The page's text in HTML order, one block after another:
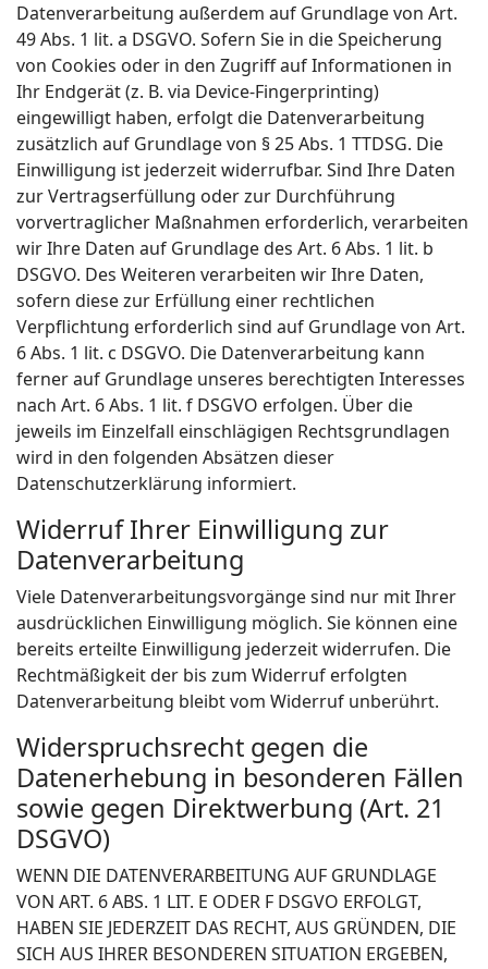
Datenverarbeitung außerdem auf Grundlage von Art.
49 Abs. 1 lit. a DSGVO. Sofern Sie in die Speicherung
von Cookies oder in den Zugriff auf Informationen in
Ihr Endgerät (z. B. via Device-Fingerprinting)
eingewilligt haben, erfolgt die Datenverarbeitung
zusätzlich auf Grundlage von § 25 Abs. 1 TTDSG. Die
Einwilligung ist jederzeit widerrufbar. Sind Ihre Daten
zur Vertragserfüllung oder zur Durchführung
vorvertraglicher Maßnahmen erforderlich, verarbeiten
wir Ihre Daten auf Grundlage des Art. 6 Abs. 1 lit. b
DSGVO. Des Weiteren verarbeiten wir Ihre Daten,
sofern diese zur Erfüllung einer rechtlichen
Verpflichtung erforderlich sind auf Grundlage von Art.
6 Abs. 1 lit. c DSGVO. Die Datenverarbeitung kann
ferner auf Grundlage unseres berechtigten Interesses
nach Art. 6 Abs. 1 lit. f DSGVO erfolgen. Über die
jeweils im Einzelfall einschlägigen Rechtsgrundlagen
wird in den folgenden Absätzen dieser
Datenschutzerklärung informiert.
Widerruf Ihrer Einwilligung zur
Datenverarbeitung
Viele Datenverarbeitungsvorgänge sind nur mit Ihrer
ausdrücklichen Einwilligung möglich. Sie können eine
bereits erteilte Einwilligung jederzeit widerrufen. Die
Rechtmäßigkeit der bis zum Widerruf erfolgten
Datenverarbeitung bleibt vom Widerruf unberührt.
Widerspruchsrecht gegen die
Datenerhebung in besonderen Fällen
sowie gegen Direktwerbung (Art. 21
DSGVO)
WENN DIE DATENVERARBEITUNG AUF GRUNDLAGE
VON ART. 6 ABS. 1 LIT. E ODER F DSGVO ERFOLGT,
HABEN SIE JEDERZEIT DAS RECHT, AUS GRÜNDEN, DIE
SICH AUS IHRER BESONDEREN SITUATION ERGEBEN,